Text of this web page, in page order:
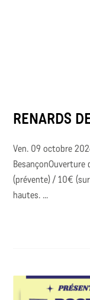
RENARDS
Ven. 09 octobre
(prévente) / 10€ (sur
hautes. ...